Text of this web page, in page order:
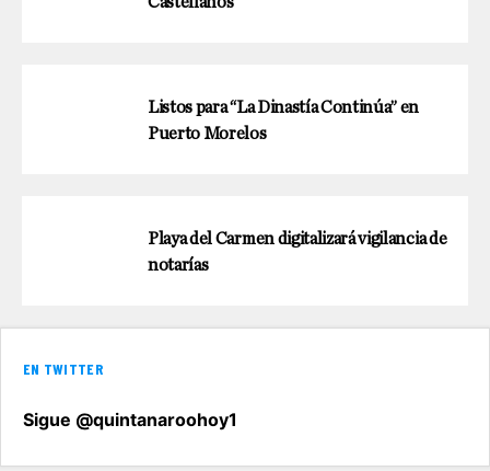
Listos para “La Dinastía Continúa” en
Puerto Morelos
Playa del Carmen digitalizará vigilancia de
notarías
EN TWITTER
Sigue @quintanaroohoy1